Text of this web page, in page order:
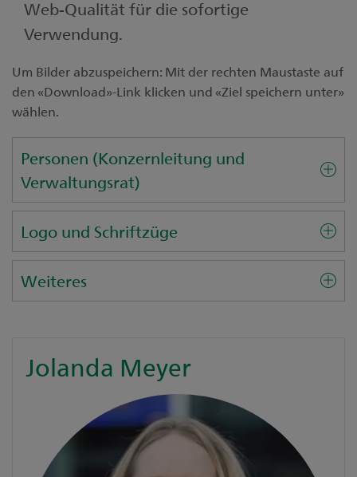
Kontakt
Medien
Digital Banking
Unsere Niederlassungen
Web-Qualität für die sofortige
Verwendung.
Um Bilder abzuspeichern: Mit der rechten Maustaste auf
den «Download»-Link klicken und «Ziel speichern unter»
wählen.
Personen (Konzernleitung und
Verwaltungsrat)
Logo und Schriftzüge
Weiteres
Jolanda Meyer